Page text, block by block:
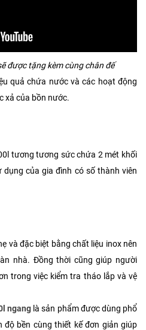
được tặng kèm cùng chân đế
quả chứa nước và các hoạt động
xả của bồn nước.
tương tương sức chứa 2 mét khối
của gia đình có số thành viên
và đặc biệt bằng chất liệu inox nên
nhà. Đồng thời cũng giúp người
trong việc kiểm tra tháo lắp và vệ
ngang là sản phẩm được dùng phổ
độ bền cùng thiết kế đơn giản giúp